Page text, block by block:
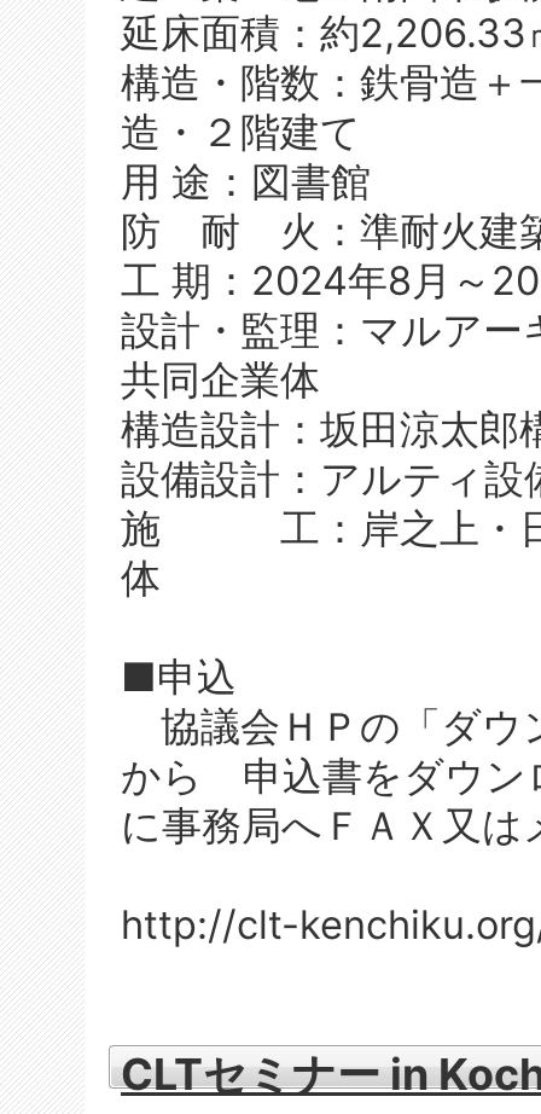
延床面積：約2,206.33
構造・階数：鉄骨造＋
造・２階建て
用 途：図書館
防 耐 火：準耐火建
工 期：2024年8月～
設計・監理：マルア
共同企業体
構造設計：坂田涼太郎
設備設計：アルティ設
施 工：岸之上・日
体
■申込
協議会ＨＰの「ダウ
から 申込書をダウン
に事務局へＦＡＸ又
http://clt-
CLTセミナー in